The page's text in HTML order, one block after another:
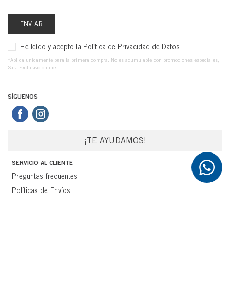
ENVIAR
He leído y acepto la Política de Privacidad de Datos
*Aplica unicamente para la primera compra. No es acumulable con promociones especiales,
Sas. Exclusivo online.
SÍGUENOS
¡TE AYUDAMOS!
SERVICIO AL CLIENTE
Preguntas frecuentes
Políticas de Envíos